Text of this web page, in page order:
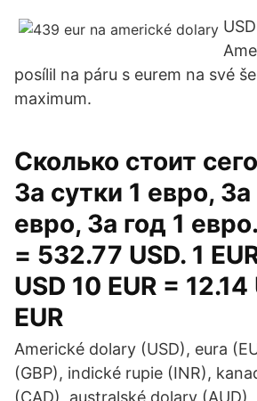
posílil na páru s eurem na své
maximum.
Сколько стоит
За сутки 1 евро,
евро, За год 1
= 532.77 USD. 1
USD 10 EUR =
EUR
Americké dolary (USD), eura
(GBP), indické rupie (INR),
(CAD), australské dolary